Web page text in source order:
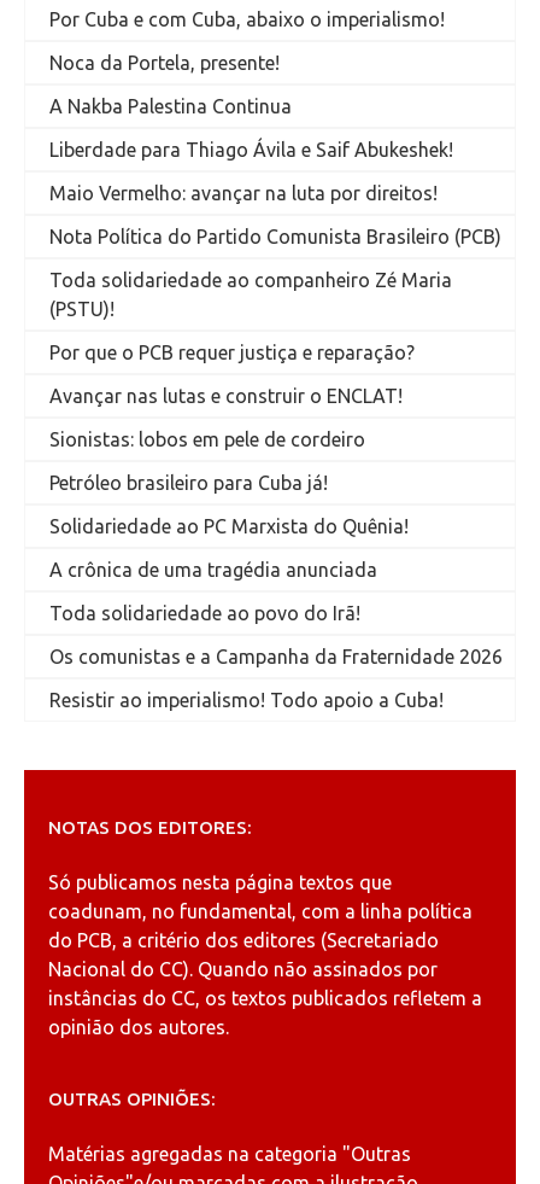
Por Cuba e com Cuba, abaixo o imperialismo!
Noca da Portela, presente!
A Nakba Palestina Continua
Liberdade para Thiago Ávila e Saif Abukeshek!
Maio Vermelho: avançar na luta por direitos!
Nota Política do Partido Comunista Brasileiro (PCB)
Toda solidariedade ao companheiro Zé Maria
(PSTU)!
Por que o PCB requer justiça e reparação?
Avançar nas lutas e construir o ENCLAT!
Sionistas: lobos em pele de cordeiro
Petróleo brasileiro para Cuba já!
Solidariedade ao PC Marxista do Quênia!
A crônica de uma tragédia anunciada
Toda solidariedade ao povo do Irã!
Os comunistas e a Campanha da Fraternidade 2026
Resistir ao imperialismo! Todo apoio a Cuba!
NOTAS DOS EDITORES:
Só publicamos nesta página textos que
coadunam, no fundamental, com a linha política
do PCB, a critério dos editores (Secretariado
Nacional do CC). Quando não assinados por
instâncias do CC, os textos publicados refletem a
opinião dos autores.
OUTRAS OPINIÕES:
Matérias agregadas na categoria "Outras